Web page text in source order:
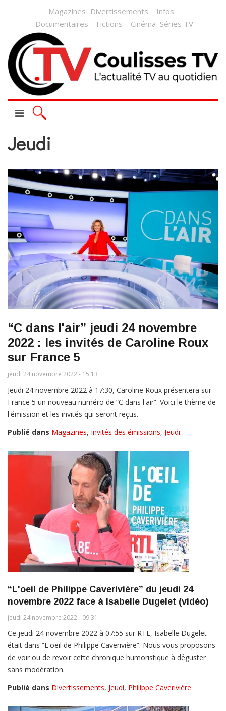
Magazines Divertissements
Infos
Documentaires
Fictions Cinéma Séries TV
Jeudi
“C dans l'air” jeudi 24 novembre
2022 : les invités de Caroline Roux
sur France 5
jeudi 24 novembre 2022 - 15:13
Jeudi 24 novembre 2022 à 17:30, Caroline Roux présentera sur
France 5 un nouveau numéro de “C dans l'air”. Voici le thème de
l'émission et les invités qui seront reçus.
Publié dans Magazines, Invités des émissions, Jeudi
“L'oeil de Philippe Caverivière” du jeudi 24
novembre 2022 face à Isabelle Dugelet (vidéo)
jeudi 24 novembre 2022 - 09:31
Ce jeudi 24 novembre 2022 à 07:55 sur RTL, Isabelle Dugelet
était dans “L'oeil de Philippe Caverivière”. Nous vous proposons
de voir ou de revoir cette chronique humoristique à déguster
sans modération.
Publié dans Divertissements, Jeudi, Philippe Caverivière